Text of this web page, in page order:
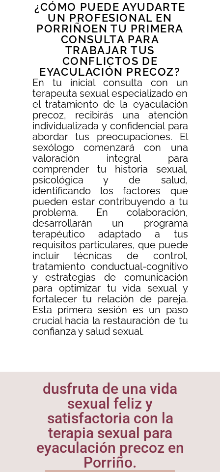
¿CÓMO PUEDE AYUDARTE
UN PROFESIONAL EN
PORRIÑOEN TU PRIMERA
CONSULTA PARA
TRABAJAR TUS
CONFLICTOS DE
EYACULACIÓN PRECOZ?
En tu inicial consulta con un
terapeuta sexual especializado en
el tratamiento de la eyaculación
precoz, recibirás una atención
individualizada y confidencial para
abordar tus preocupaciones. El
sexólogo comenzará con una
valoración integral para
comprender tu historia sexual,
psicológica y de salud,
identificando los factores que
pueden estar contribuyendo a tu
problema. En colaboración,
desarrollarán un programa
terapéutico adaptado a tus
requisitos particulares, que puede
incluir técnicas de control,
tratamiento conductual-cognitivo
y estrategias de comunicación
para optimizar tu vida sexual y
fortalecer tu relación de pareja.
Esta primera sesión es un paso
crucial hacia la restauración de tu
confianza y salud sexual.
dusfruta de una vida
sexual feliz y
satisfactoria con la
terapia sexual para
eyaculación precoz en
Porriño.